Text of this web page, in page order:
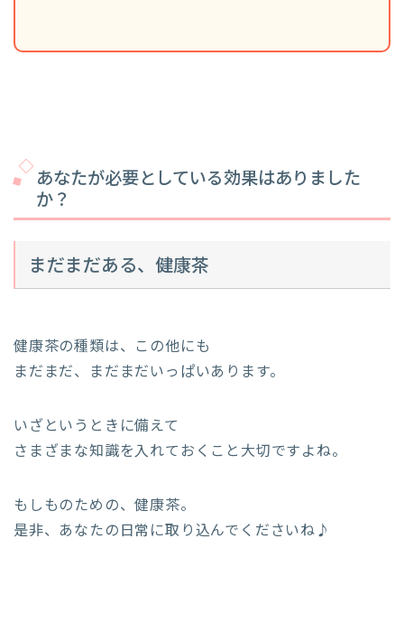
あなたが必要としている効果はありました
か？
まだまだある、健康茶
健康茶の種類は、この他にも
まだまだ、まだまだいっぱいあります。
いざというときに備えて
さまざまな知識を入れておくこと大切ですよね。
もしものための、健康茶。
是非、あなたの日常に取り込んでくださいね♪